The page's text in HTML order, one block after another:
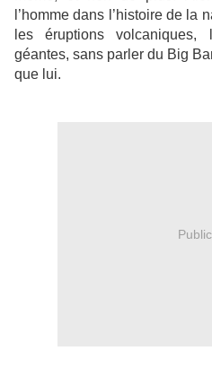
l’homme dans l’histoire de la
les éruptions
géantes, sans parler du Big
que lui.